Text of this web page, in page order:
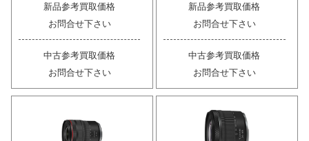
新品参考買取価格
お問合せ下さい
中古参考買取価格
お問合せ下さい
新品参考買取価格
お問合せ下さい
中古参考買取価格
お問合せ下さい